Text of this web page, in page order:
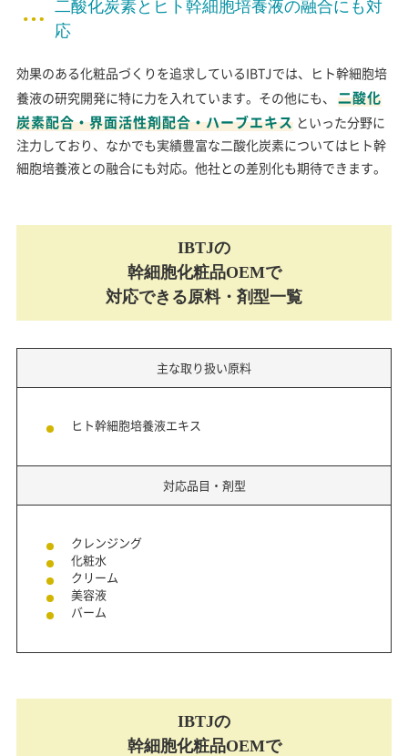
二酸化炭素とヒト幹細胞培養液の融合にも対
応
効果のある化粧品づくりを追求しているIBTJでは、ヒト幹細胞培
養液の研究開発に特に力を入れています。その他にも、
二酸化
炭素配合・界面活性剤配合・ハーブエキス といった分野に
注力しており、なかでも実績豊富な二酸化炭素についてはヒト幹
細胞培養液との融合にも対応。他社との差別化も期待できます。
IBTJの
幹細胞化粧品OEMで
対応できる原料・剤型一覧
主な取り扱い原料
ヒト幹細胞培養液エキス
対応品目・剤型
クレンジング
化粧水
クリーム
美容液
バーム
IBTJの
幹細胞化粧品OEMで